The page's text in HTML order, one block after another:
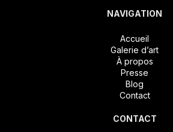
NAVIGATION
Accueil
Galerie d’art
À propos
Presse
Blog
Contact
CONTACT